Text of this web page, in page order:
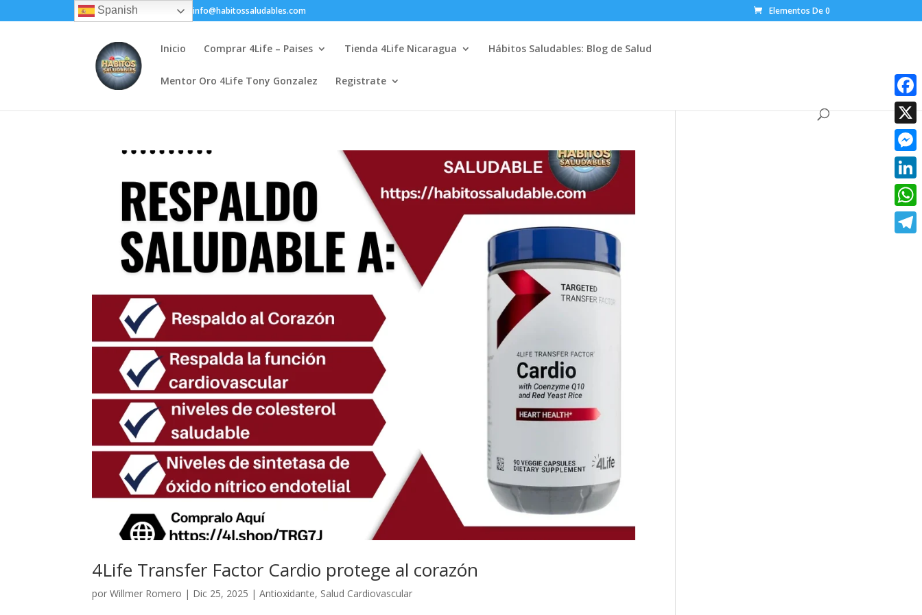
+(505) 8200-1450 info@habitossaludables.com Elementos De 0
Inicio Comprar 4Life – Paises Tienda 4Life Nicaragua Hábitos Saludables: Blog de Salud
Mentor Oro 4Life Tony Gonzalez Registrate
4Life Transfer Factor Cardio protege al corazón
porWillmer Romero | Dic 25, 2025 |Antioxidante, Salud Cardiovascular
X
Spanish